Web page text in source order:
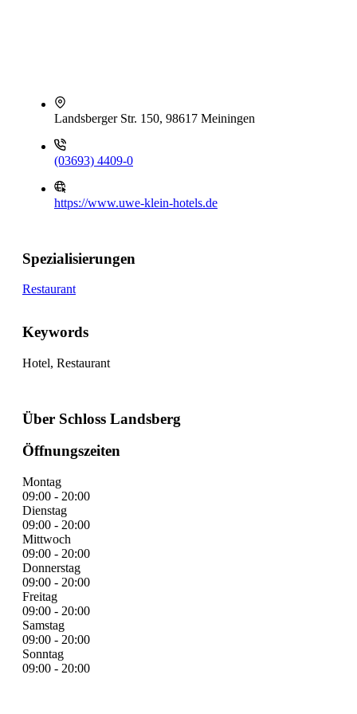
Landsberger Str. 150, 98617 Meiningen
(03693) 4409-0
https://www.uwe-klein-hotels.de
Spezialisierungen
Restaurant
Keywords
Hotel, Restaurant
Über Schloss Landsberg
Öffnungszeiten
Montag
09:00 - 20:00
Dienstag
09:00 - 20:00
Mittwoch
09:00 - 20:00
Donnerstag
09:00 - 20:00
Freitag
09:00 - 20:00
Samstag
09:00 - 20:00
Sonntag
09:00 - 20:00